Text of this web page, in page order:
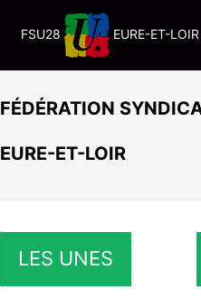
FSU28 EURE-ET-LOIR
FÉDÉRATION
EURE-ET-LOIR
LES UNES